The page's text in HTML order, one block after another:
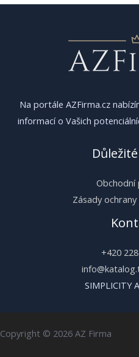
Na portále AZFirma.cz
informací o Vašich
Obchodní
Zásady
+420
SIMPLICITY
Copyright © 2026 AZ Firma